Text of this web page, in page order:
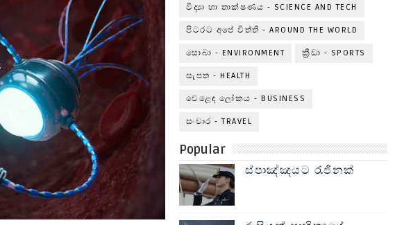
විද්‍යා හා තාක්ෂණය - SCIENCE AND TECH
පිටරට අපේ විත්ති - AROUND THE WORLD
සොබා - ENVIRONMENT ක්‍රීඩා - SPORTS
සැපත - HEALTH
වෙළෙඳ ලෝකය - BUSINESS
සංචාර - TRAVEL
Popular
ස්පාඤ්ඤයට රැජිනක්